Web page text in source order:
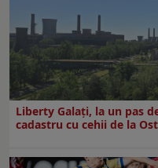
Liberty Galați, la un pas
cadastru cu cehii de la